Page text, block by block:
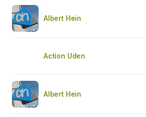
Albert Hein
Action Uden
Albert Hein